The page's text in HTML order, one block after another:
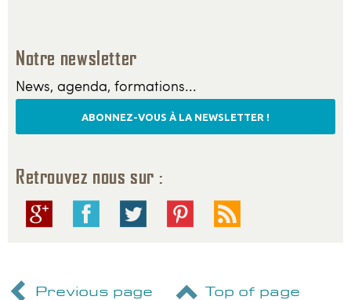
Notre newsletter
News, agenda, formations...
ABONNEZ-VOUS À LA NEWSLETTER !
Retrouvez nous sur :
Previous page Top of page